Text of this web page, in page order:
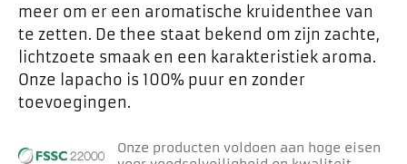
meer om er een aromatische kruidenthee van
te zetten. De thee staat bekend om zijn zachte,
lichtzoete smaak en een karakteristiek aroma.
Onze lapacho is 100% puur en zonder
toevoegingen.
Onze producten voldoen aan hoge eisen